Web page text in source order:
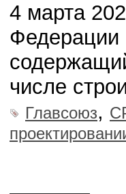
4 марта
Федерации
числе
Главсоюз,